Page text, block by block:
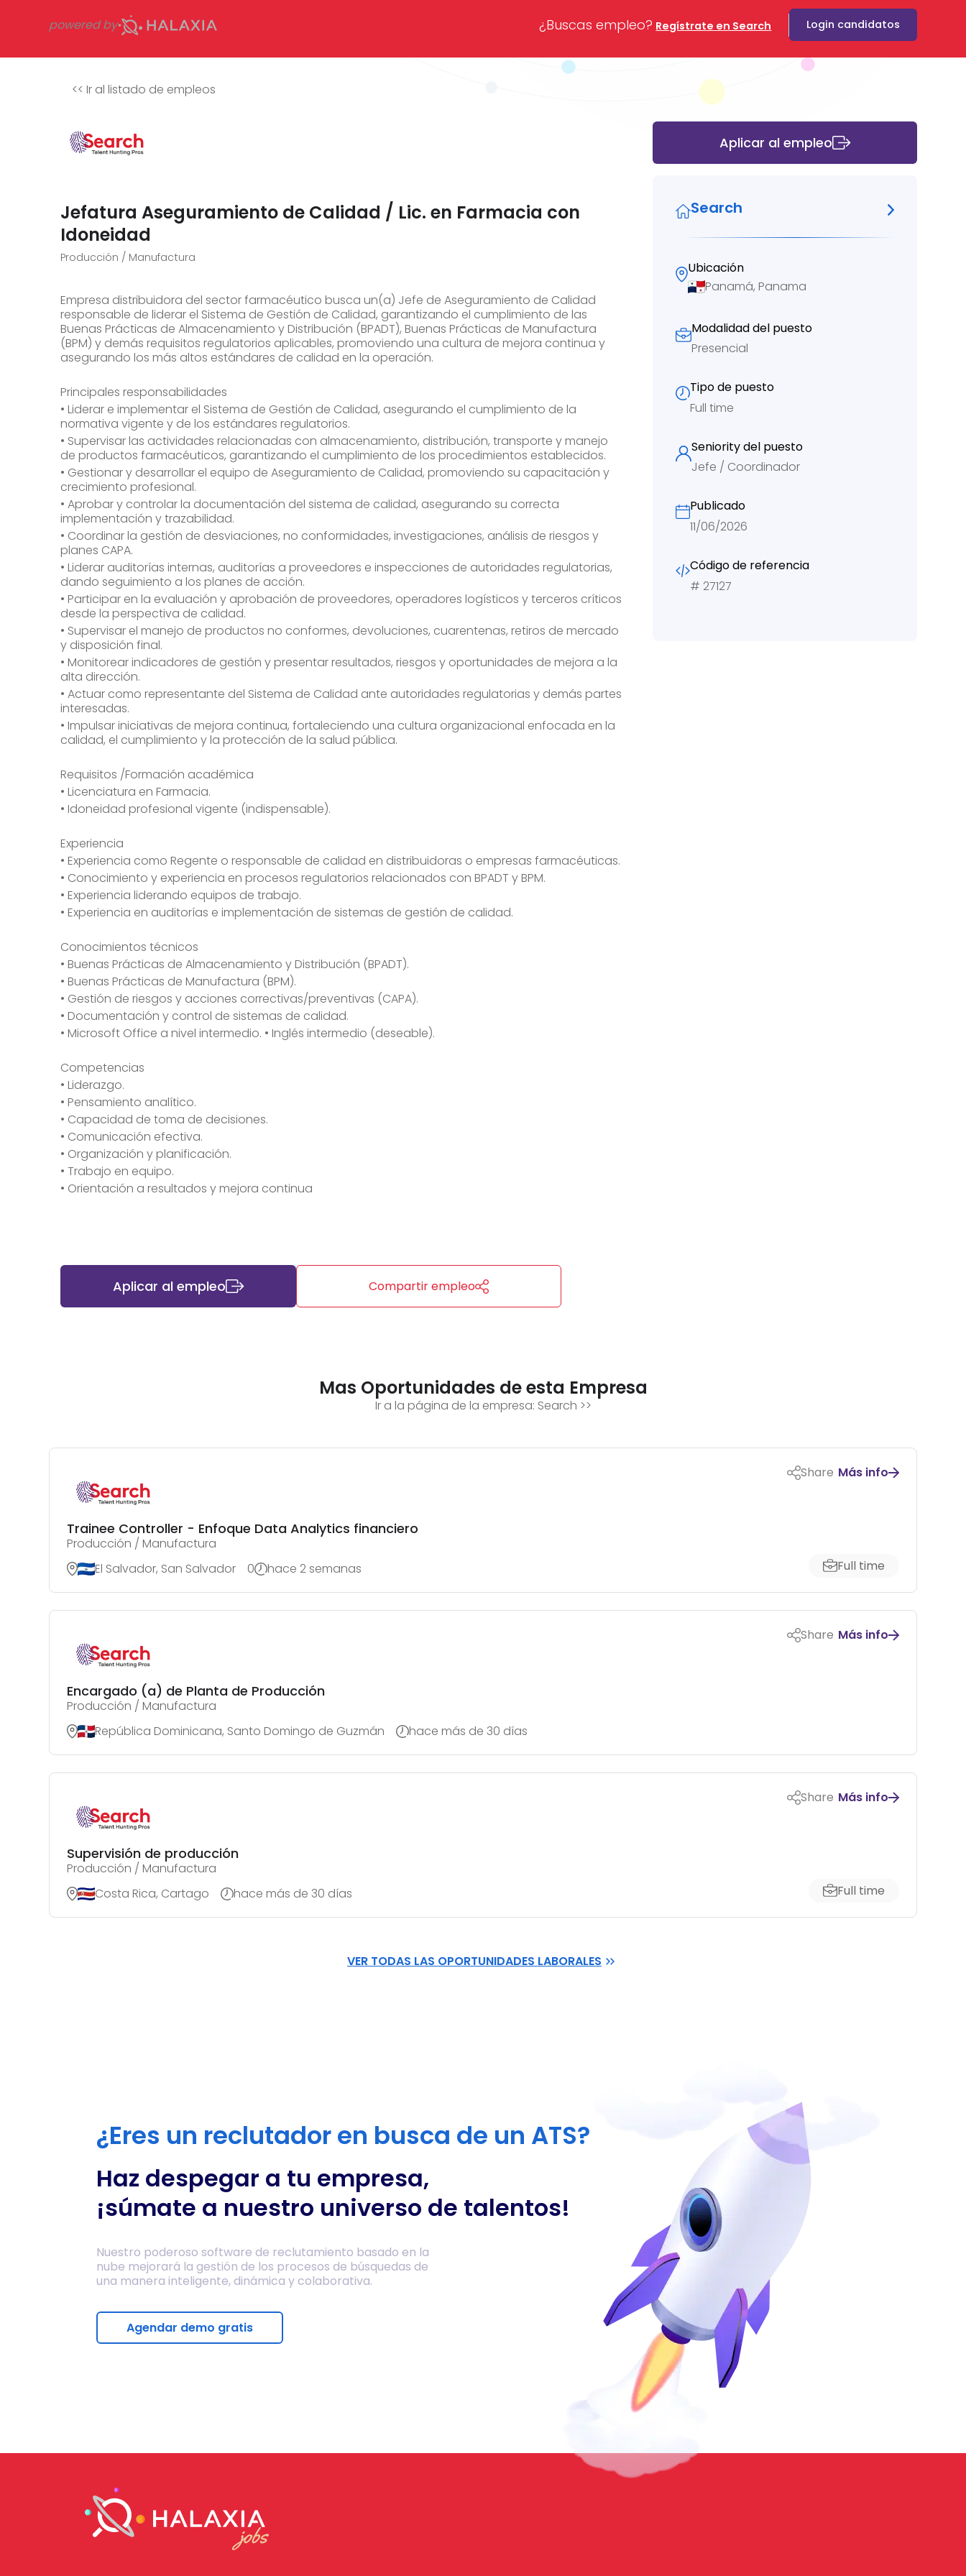
powered by ¿Buscas empleo? Regístrate en Search Login candidatos
<< Ir al listado de empleos
Jefatura Aseguramiento de Calidad / Lic. en Farmacia con
Idoneidad
Producción / Manufactura
Empresa distribuidora del sector farmacéutico busca un(a) Jefe de Aseguramiento de Calidad
responsable de liderar el Sistema de Gestión de Calidad, garantizando el cumplimiento de las
Buenas Prácticas de Almacenamiento y Distribución (BPADT), Buenas Prácticas de Manufactura
(BPM) y demás requisitos regulatorios aplicables, promoviendo una cultura de mejora continua y
asegurando los más altos estándares de calidad en la operación.
Principales responsabilidades
• Liderar e implementar el Sistema de Gestión de Calidad, asegurando el cumplimiento de la
normativa vigente y de los estándares regulatorios.
• Supervisar las actividades relacionadas con almacenamiento, distribución, transporte y manejo
de productos farmacéuticos, garantizando el cumplimiento de los procedimientos establecidos.
• Gestionar y desarrollar el equipo de Aseguramiento de Calidad, promoviendo su capacitación y
crecimiento profesional.
• Aprobar y controlar la documentación del sistema de calidad, asegurando su correcta
implementación y trazabilidad.
• Coordinar la gestión de desviaciones, no conformidades, investigaciones, análisis de riesgos y
planes CAPA.
• Liderar auditorías internas, auditorías a proveedores e inspecciones de autoridades regulatorias,
dando seguimiento a los planes de acción.
• Participar en la evaluación y aprobación de proveedores, operadores logísticos y terceros críticos
desde la perspectiva de calidad.
• Supervisar el manejo de productos no conformes, devoluciones, cuarentenas, retiros de mercado
y disposición final.
• Monitorear indicadores de gestión y presentar resultados, riesgos y oportunidades de mejora a la
alta dirección.
• Actuar como representante del Sistema de Calidad ante autoridades regulatorias y demás partes
interesadas.
• Impulsar iniciativas de mejora continua, fortaleciendo una cultura organizacional enfocada en la
calidad, el cumplimiento y la protección de la salud pública.
Requisitos /Formación académica
• Licenciatura en Farmacia.
• Idoneidad profesional vigente (indispensable).
Experiencia
• Experiencia como Regente o responsable de calidad en distribuidoras o empresas farmacéuticas.
• Conocimiento y experiencia en procesos regulatorios relacionados con BPADT y BPM.
• Experiencia liderando equipos de trabajo.
• Experiencia en auditorías e implementación de sistemas de gestión de calidad.
Conocimientos técnicos
• Buenas Prácticas de Almacenamiento y Distribución (BPADT).
• Buenas Prácticas de Manufactura (BPM).
• Gestión de riesgos y acciones correctivas/preventivas (CAPA).
• Documentación y control de sistemas de calidad.
• Microsoft Office a nivel intermedio. • Inglés intermedio (deseable).
Competencias
• Liderazgo.
• Pensamiento analítico.
• Capacidad de toma de decisiones.
• Comunicación efectiva.
• Organización y planificación.
• Trabajo en equipo.
• Orientación a resultados y mejora continua
Aplicar al empleo
Search
Ubicación
Panamá, Panama
Modalidad del puesto
Presencial
Tipo de puesto
Full time
Seniority del puesto
Jefe / Coordinador
Publicado
11/06/2026
Código de referencia
# 27127
Aplicar al empleo Compartir empleo
Mas Oportunidades de esta Empresa
Ir a la página de la empresa: Search >>
Trainee Controller - Enfoque Data Analytics financiero
Producción / Manufactura
El Salvador, San Salvador
0 hace 2 semanas
Share Más info
Full time
Encargado (a) de Planta de Producción
Producción / Manufactura
República Dominicana, Santo Domingo de Guzmán
hace más de 30 días
Share Más info
Supervisión de producción
Producción / Manufactura
Costa Rica, Cartago
hace más de 30 días
Share Más info
Full time
VER TODAS LAS OPORTUNIDADES LABORALES
¿Eres un reclutador en busca de un ATS?
Haz despegar a tu empresa,
¡súmate a nuestro universo de talentos!
Nuestro poderoso software de reclutamiento basado en la
nube mejorará la gestión de los procesos de búsquedas de
una manera inteligente, dinámica y colaborativa.
Agendar demo gratis